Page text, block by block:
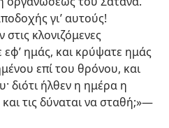
γι’ αυτούς!
κλονιζόμενες
ημάς, και κρύψατε ημάς
επί του θρόνου, και
διότι ήλθεν η ημέρα η
τις δύναται να σταθή;»​—